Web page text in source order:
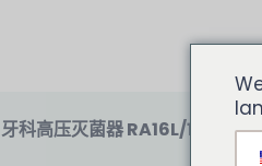
牙科高压灭菌器 RA16L/18L/